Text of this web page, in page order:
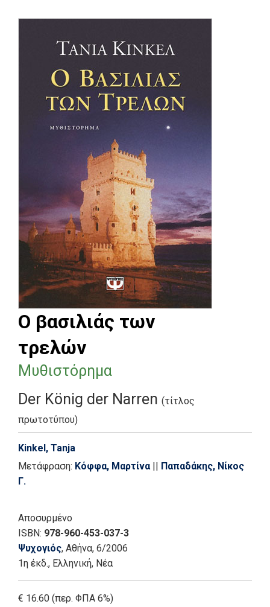
Ο βασιλιάς των
τρελών
Μυθιστόρημα
Der König der Narren (τίτλος
πρωτοτύπου)
Kinkel, Tanja
Μετάφραση: Κόφφα, Μαρτίνα || Παπαδάκης, Νίκος
Γ.
Αποσυρμένο
ISBN: 978-960-453-037-3
Ψυχογιός, Αθήνα, 6/2006
1η έκδ., Ελληνική, Νέα
€ 16.60 (περ. ΦΠΑ 6%)